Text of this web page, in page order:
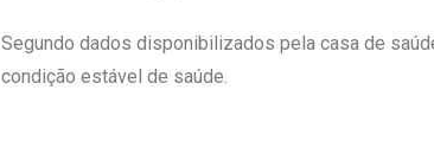
Segundo dados disponibilizados pela casa de
condição estável de saúde.